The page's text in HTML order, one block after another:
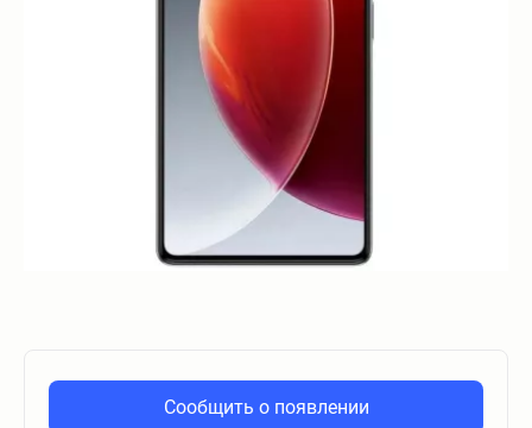
Сообщить о появлении